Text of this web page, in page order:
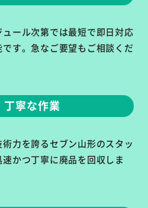
ュール次第では最短で即日対応
です。急なご要望もご相談くだ
丁寧な作業
術力を誇るセブン山形のスタッ
速かつ丁寧に廃品を回収しま